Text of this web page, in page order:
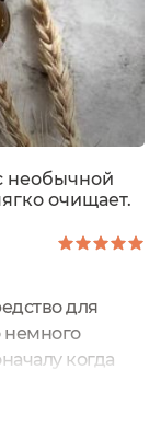
необычной
очищает.
для
немного
когда
напугало